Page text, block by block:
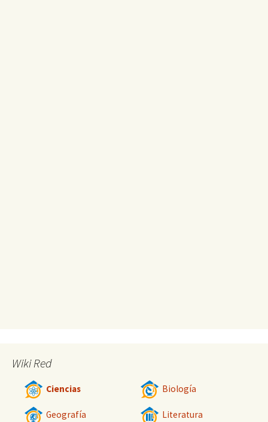
Wiki Red
Ciencias Biología
Geografía Literatura